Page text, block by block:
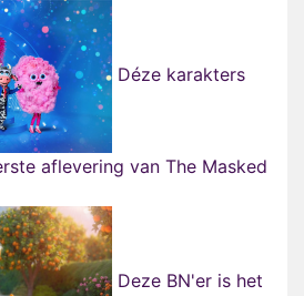
Déze karakters
aflevering van The Masked
Deze BN'er is het